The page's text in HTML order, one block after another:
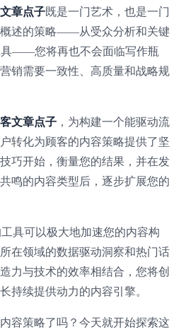
章点子既是一门艺术，也是一门
述的策略——从受众分析和关键
——您将再也不会面临写作瓶
销需要一致性、高质量和战略规
文章点子 ，为构建一个能驱动流
转化为顾客的内容策略提供了坚
巧开始，衡量您的结果，并在发
鸣的内容类型后，逐步扩展您的
具可以极大地加速您的内容构
在领域的数据驱动洞察和热门话
力与技术的效率相结合，您将创
持续提供动力的内容引擎。
容策略了吗？今天就开始探索这